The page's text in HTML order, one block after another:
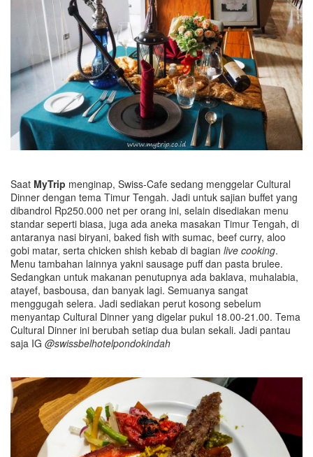
Saat MyTrip menginap, Swiss-Cafe sedang menggelar Cultural
Dinner dengan tema Timur Tengah. Jadi untuk sajian buffet yang
dibandrol Rp250.000 net per orang ini, selain disediakan menu
standar seperti biasa, juga ada aneka masakan Timur Tengah, di
antaranya nasi biryani, baked fish with sumac, beef curry, aloo
gobi matar, serta chicken shish kebab di bagian live cooking.
Menu tambahan lainnya yakni sausage puff dan pasta brulee.
Sedangkan untuk makanan penutupnya ada baklava, muhalabia,
atayef, basbousa, dan banyak lagi. Semuanya sangat
menggugah selera. Jadi sediakan perut kosong sebelum
menyantap Cultural Dinner yang digelar pukul 18.00-21.00. Tema
Cultural Dinner ini berubah setiap dua bulan sekali. Jadi pantau
saja IG @swissbelhotelpondokindah